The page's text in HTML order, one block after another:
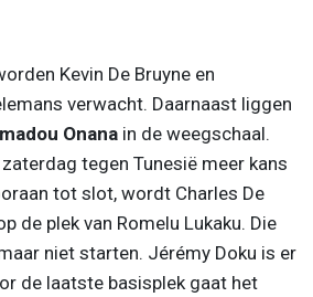
Kevin De Bruyne en
verwacht. Daarnaast liggen
Onana in de weegschaal.
tegen Tunesië meer kans
tot slot, wordt Charles De
de plek van Romelu Lukaku. Die
niet starten. Jérémy Doku is er
de laatste basisplek gaat het